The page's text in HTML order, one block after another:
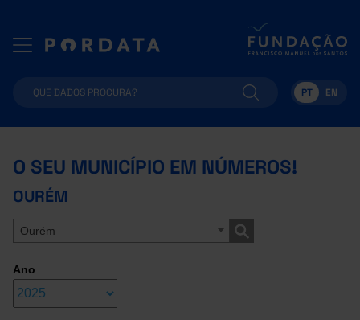
PT EN
O SEU MUNICÍPIO EM NÚMEROS!
OURÉM
Ourém
Ano